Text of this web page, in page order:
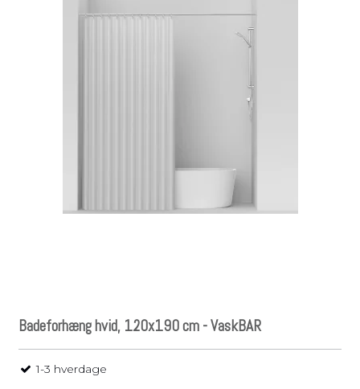
Badeforhæng hvid, 120x190 cm - VaskBAR
1-3 hverdage